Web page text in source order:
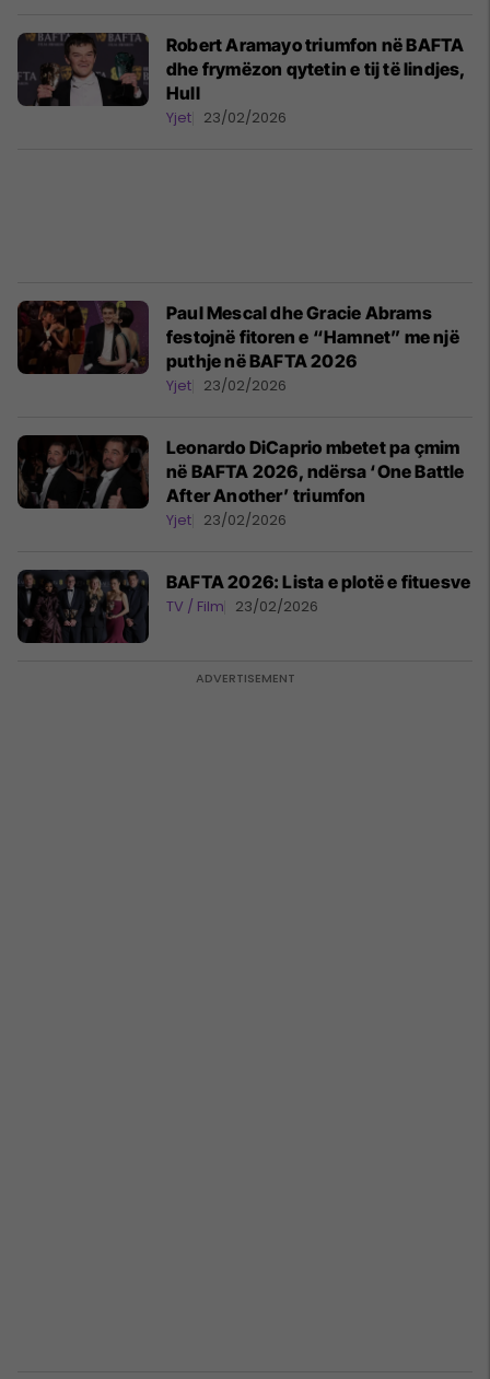
Robert Aramayo triumfon në BAFTA
dhe frymëzon qytetin e tij të lindjes,
Hull
Yjet 23/02/2026
Paul Mescal dhe Gracie Abrams
festojnë fitoren e “Hamnet” me një
puthje në BAFTA 2026
Yjet 23/02/2026
Leonardo DiCaprio mbetet pa çmim
në BAFTA 2026, ndërsa ‘One Battle
After Another’ triumfon
Yjet 23/02/2026
BAFTA 2026: Lista e plotë e fituesve
TV / Film 23/02/2026